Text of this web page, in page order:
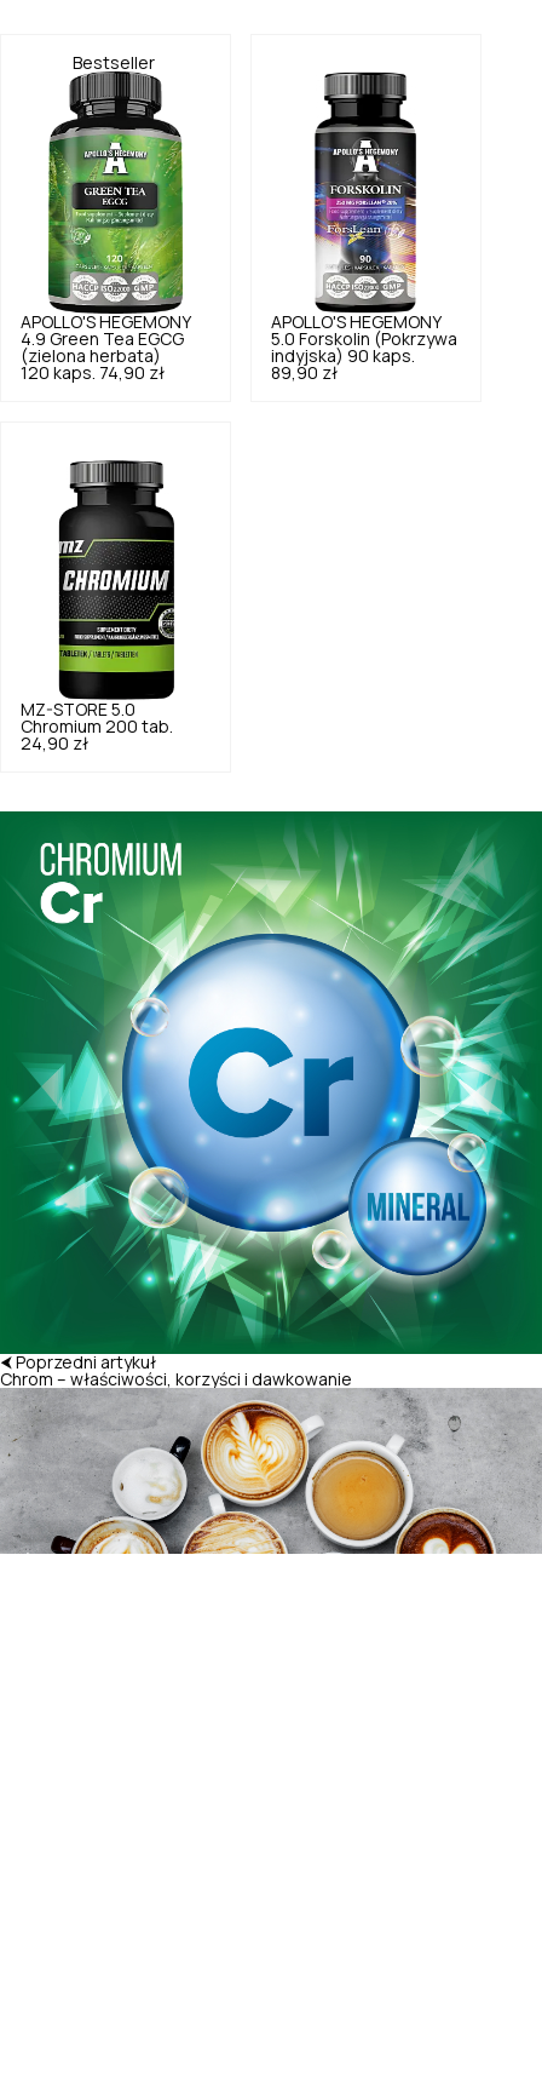
Bestseller
APOLLO'S HEGEMONY
4.9 Green Tea EGCG
(zielona herbata)
120 kaps. 74,90 zł
APOLLO'S HEGEMONY
5.0 Forskolin (Pokrzywa
indyjska) 90 kaps.
89,90 zł
MZ-STORE 5.0
Chromium 200 tab.
24,90 zł
⮜ Poprzedni artykuł
Chrom – właściwości, korzyści i dawkowanie